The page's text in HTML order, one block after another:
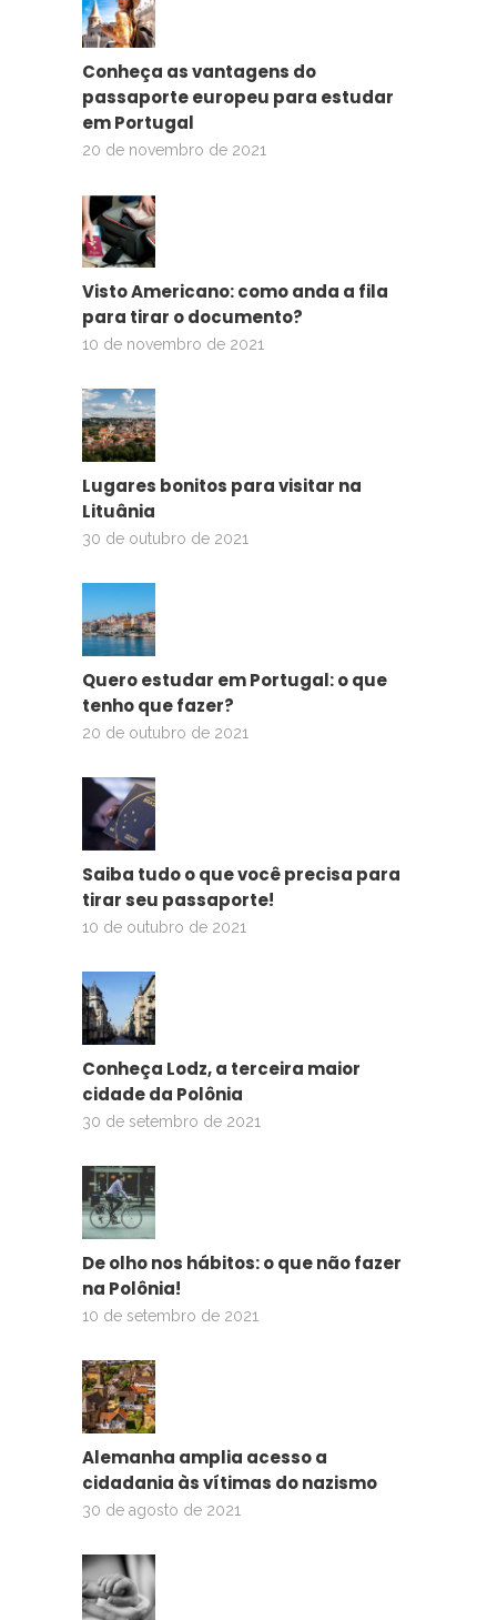
Conheça as vantagens do
passaporte europeu para estudar
em Portugal
20 de novembro de 2021
Visto Americano: como anda a fila
para tirar o documento?
10 de novembro de 2021
Lugares bonitos para visitar na
Lituânia
30 de outubro de 2021
Quero estudar em Portugal: o que
tenho que fazer?
20 de outubro de 2021
Saiba tudo o que você precisa para
tirar seu passaporte!
10 de outubro de 2021
Conheça Lodz, a terceira maior
cidade da Polônia
30 de setembro de 2021
De olho nos hábitos: o que não fazer
na Polônia!
10 de setembro de 2021
Alemanha amplia acesso a
cidadania às vítimas do nazismo
30 de agosto de 2021